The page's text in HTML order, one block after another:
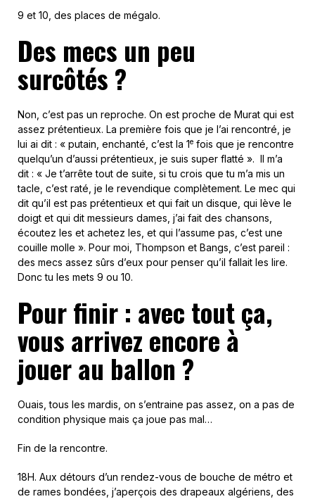
9 et 10, des places de mégalo.
Des mecs un peu
surcôtés ?
Non, c’est pas un reproche. On est proche de Murat qui est
assez prétentieux. La première fois que je l’ai rencontré, je
lui ai dit : « putain, enchanté, c’est la 1e fois que je rencontre
quelqu’un d’aussi prétentieux, je suis super flatté ». Il m’a
dit : « Je t’arrête tout de suite, si tu crois que tu m’a mis un
tacle, c’est raté, je le revendique complètement. Le mec qui
dit qu’il est pas prétentieux et qui fait un disque, qui lève le
doigt et qui dit messieurs dames, j’ai fait des chansons,
écoutez les et achetez les, et qui l’assume pas, c’est une
couille molle ». Pour moi, Thompson et Bangs, c’est pareil :
des mecs assez sûrs d’eux pour penser qu’il fallait les lire.
Donc tu les mets 9 ou 10.
Pour finir : avec tout ça,
vous arrivez encore à
jouer au ballon ?
Ouais, tous les mardis, on s’entraine pas assez, on a pas de
condition physique mais ça joue pas mal…
Fin de la rencontre.
18H. Aux détours d’un rendez-vous de bouche de métro et
de rames bondées, j’aperçois des drapeaux algériens, des